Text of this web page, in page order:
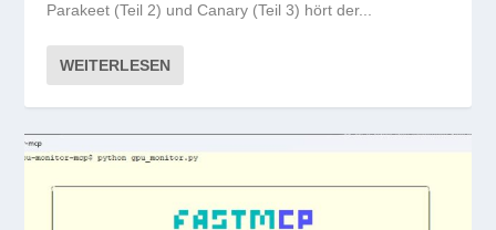
Parakeet (Teil 2) und Canary (Teil 3) hört der...
WEITERLESEN